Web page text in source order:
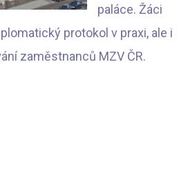
paláce. Žáci
protokol v praxi, ale i
zaměstnanců MZV ČR.